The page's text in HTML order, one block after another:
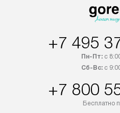
+7 495
Пн-Пт:с
Сб-Вс:с
+7 800
Бесплатно